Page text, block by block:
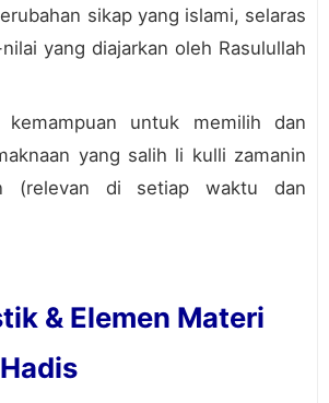
sikap yang islami, selaras
yang diajarkan oleh Rasulullah
kemampuan untuk memilih dan
yang salih li kulli zamanin
(relevan di setiap waktu dan
& Elemen Materi